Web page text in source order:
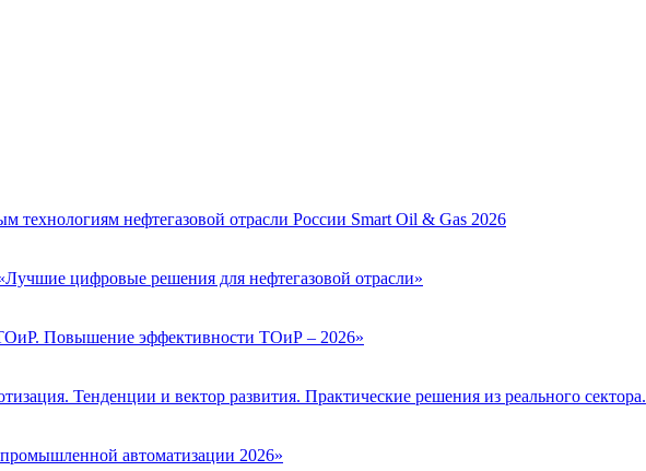
нефтегазовой отрасли России Smart Oil & Gas 2026
цифровые решения для нефтегазовой отрасли»
Повышение эффективности ТОиР – 2026»
Тенденции и вектор развития. Практические решения из реального сектора.
автоматизации 2026»